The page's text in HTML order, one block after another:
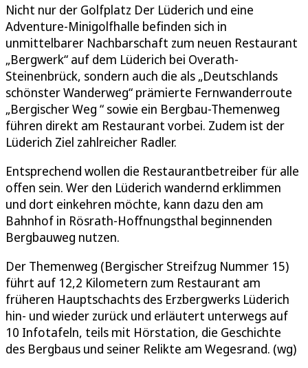
Nicht nur der Golfplatz Der Lüderich und eine
Adventure-Minigolfhalle befinden sich in
unmittelbarer Nachbarschaft zum neuen Restaurant
„Bergwerk“ auf dem Lüderich bei Overath-
Steinenbrück, sondern auch die als „Deutschlands
schönster Wanderweg“ prämierte Fernwanderroute
„Bergischer Weg “ sowie ein Bergbau-Themenweg
führen direkt am Restaurant vorbei. Zudem ist der
Lüderich Ziel zahlreicher Radler.
Entsprechend wollen die Restaurantbetreiber für alle
offen sein. Wer den Lüderich wandernd erklimmen
und dort einkehren möchte, kann dazu den am
Bahnhof in Rösrath-Hoffnungsthal beginnenden
Bergbauweg nutzen.
Der Themenweg (Bergischer Streifzug Nummer 15)
führt auf 12,2 Kilometern zum Restaurant am
früheren Hauptschachts des Erzbergwerks Lüderich
hin- und wieder zurück und erläutert unterwegs auf
10 Infotafeln, teils mit Hörstation, die Geschichte
des Bergbaus und seiner Relikte am Wegesrand. (wg)